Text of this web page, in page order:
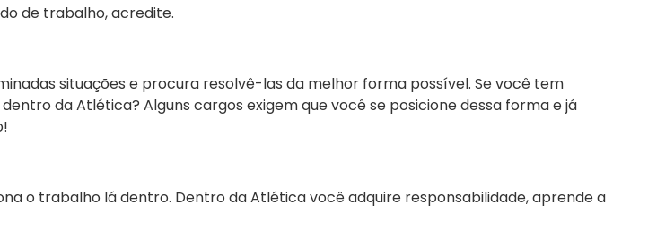
de trabalho, acredite.
situações e procura resolvê-las da melhor forma possível. Se você tem
da Atlética? Alguns cargos exigem que você se posicione dessa forma e já
o trabalho lá dentro. Dentro da Atlética você adquire responsabilidade, aprende a